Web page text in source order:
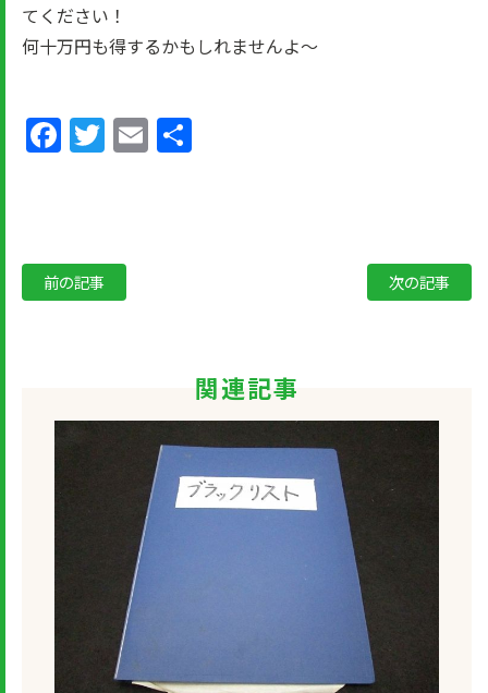
てください！
何十万円も得するかもしれませんよ～
Facebook
Twitter
Email
前の記事 次の記事
関連記事